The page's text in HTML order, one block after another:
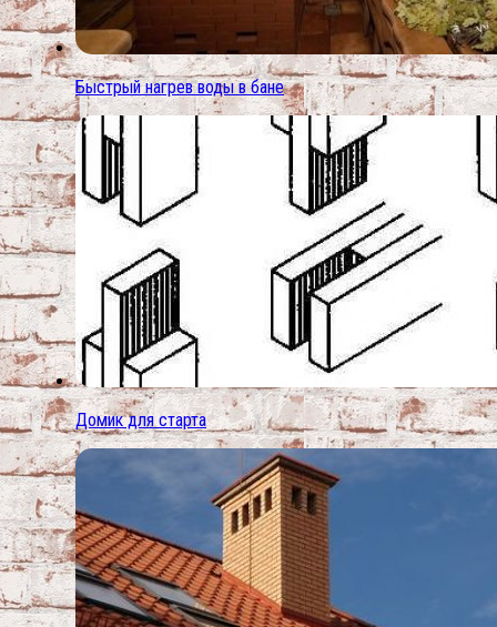
Быстрый нагрев воды в бане
Домик для старта